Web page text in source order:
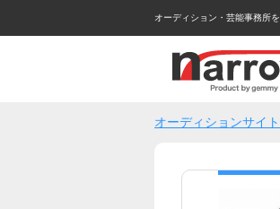
オーディション・芸能事務所
オーディションサイ